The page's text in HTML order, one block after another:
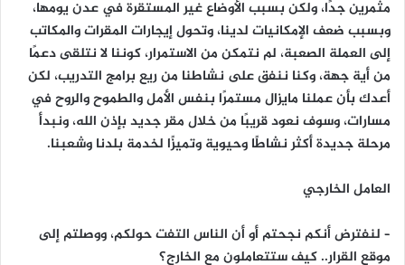
مثمرين جدًا، ولكن بسبب الأوضاع غير المستقرة في عدن يومها،
وبسبب ضعف الإمكانيات لدينا، وتحول إيجارات المقرات والمكاتب
إلى العملة الصعبة، لم نتمكن من الاستمرار، كوننا لا نتلقى دعمًا
من أية جهة، وكنا ننفق على نشاطنا من ريع برامج التدريب، لكن
أعدك بأن عملنا مايزال مستمرًا بنفس الأمل والطموح والروح في
مسارات، وسوف نعود قريبًا من خلال مقر جديد بإذن الله، ونبدأ
مرحلة جديدة أكثر نشاطًا وحيوية وتميزًا لخدمة بلدنا وشعبنا.
العامل الخارجي
– لنفترض أنكم نجحتم أو أن الناس التفت حولكم، ووصلتم إلى
موقع القرار.. كيف ستتعاملون مع الخارج؟